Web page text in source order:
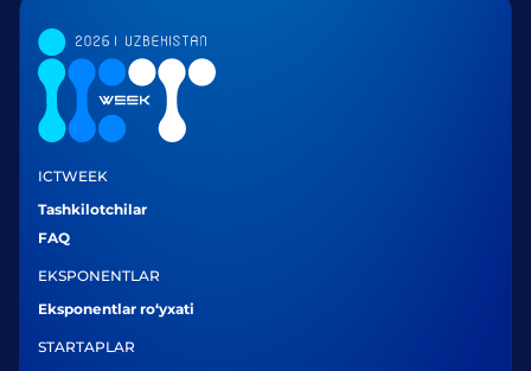
ICTWEEK
Tashkilotchilar
FAQ
EKSPONENTLAR
Eksponentlar ro‘yxati
STARTAPLAR